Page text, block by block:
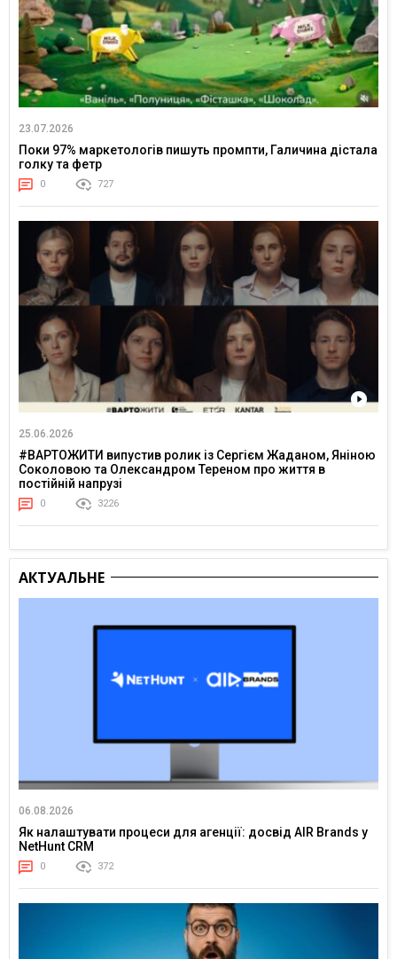
23.07.2026
Поки 97% маркетологів пишуть промпти, Галичина дістала
голку та фетр
0 727
25.06.2026
#ВАРТОЖИТИ випустив ролик із Сергієм Жаданом, Яніною
Соколовою та Олександром Тереном про життя в
постійній напрузі
0 3226
АКТУАЛЬНЕ
06.08.2026
Як налаштувати процеси для агенції: досвід AIR Brands у
NetHunt CRM
0 372